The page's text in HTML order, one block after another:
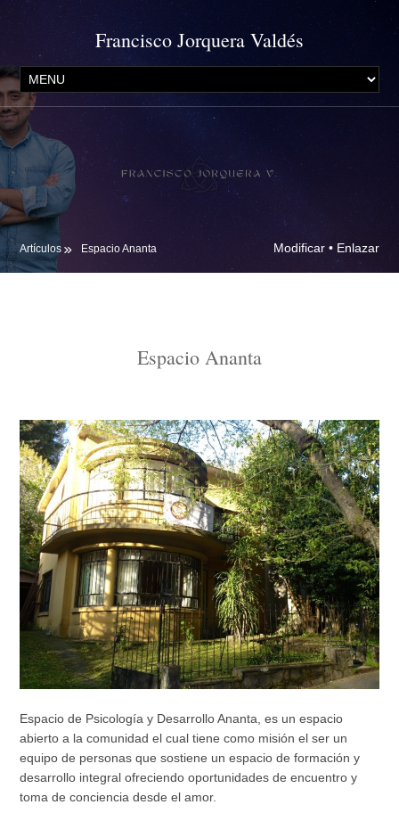
Francisco Jorquera Valdés
Modificar• Enlazar
Artículos Espacio Ananta
Espacio Ananta
Espacio de Psicología y Desarrollo Ananta, es un espacio
abierto a la comunidad el cual tiene como misión el ser un
equipo de personas que sostiene un espacio de formación y
desarrollo integral ofreciendo oportunidades de encuentro y
toma de conciencia desde el amor.